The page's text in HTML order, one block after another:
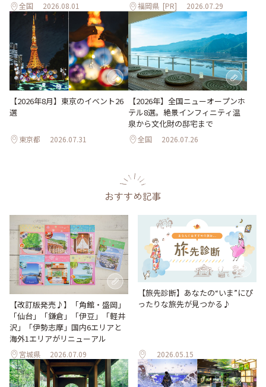
全国 2026.08.01 福岡県 [PR] 2026.07.29
【2026年8月】東京のイベント26
選
東京都 2026.07.31
【2026年】全国ニューオープンホ
テル8選。絶景インフィニティ温
泉から文化財の邸宅まで
全国 2026.07.26
おすすめ記事
【改訂版発売♪】「角館・盛岡」
「仙台」「鎌倉」「伊豆」「軽井
沢」「伊勢志摩」国内6エリアと
海外1エリアがリニューアル
宮城県 2026.07.09
【旅先診断】あなたの“いま”にぴ
ったりな旅先が見つかる♪
2026.05.15